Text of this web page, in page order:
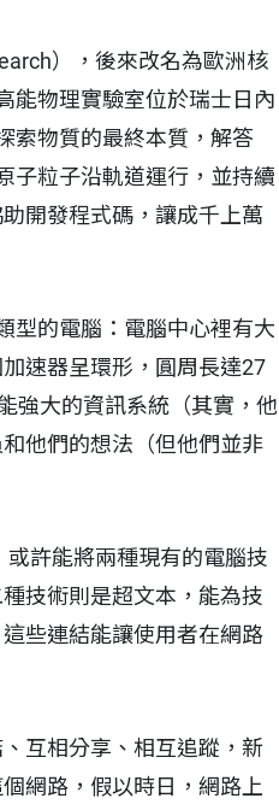
），後來改名為歐洲核
能物理實驗室位於瑞士日內
索物質的最終本質，解答
子粒子沿軌道運行，並持續
開發程式碼，讓成千上萬
型的電腦：電腦中心裡有大
速器呈環形，圓周長達27
強大的資訊系統（其實，他
他們的想法（但他們並非
許能將兩種現有的電腦技
技術則是超文本，能為技
些連結能讓使用者在網路
互相分享、相互追蹤，新
網路，假以時日，網路上